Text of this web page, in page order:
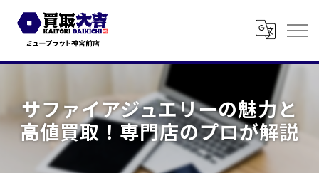
サファイアジュエリーの魅力と
高値買取！専門店のプロが解説